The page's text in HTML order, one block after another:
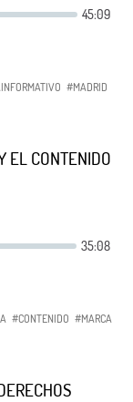
#MADRID
EL CONTENIDO
#CONTENIDO #MARCA